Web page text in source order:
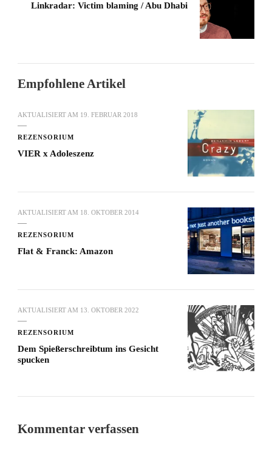
Linkradar: Victim blaming / Abu Dhabi
Empfohlene Artikel
AKTUALISIERT AM 19. FEBRUAR 2018
REZENSORIUM
VIER x Adoleszenz
AKTUALISIERT AM 18. OKTOBER 2014
REZENSORIUM
Flat & Franck: Amazon
AKTUALISIERT AM 13. OKTOBER 2022
REZENSORIUM
Dem Spießerschreibtum ins Gesicht
spucken
Kommentar verfassen